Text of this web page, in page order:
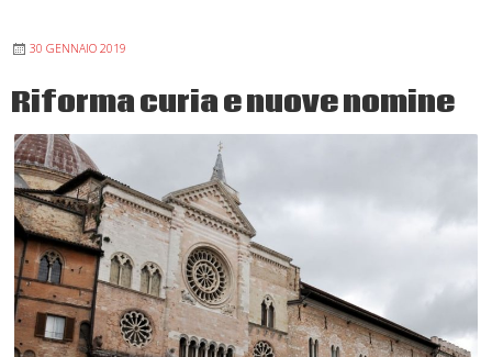
30 GENNAIO 2019
Riforma curia e nuove nomine